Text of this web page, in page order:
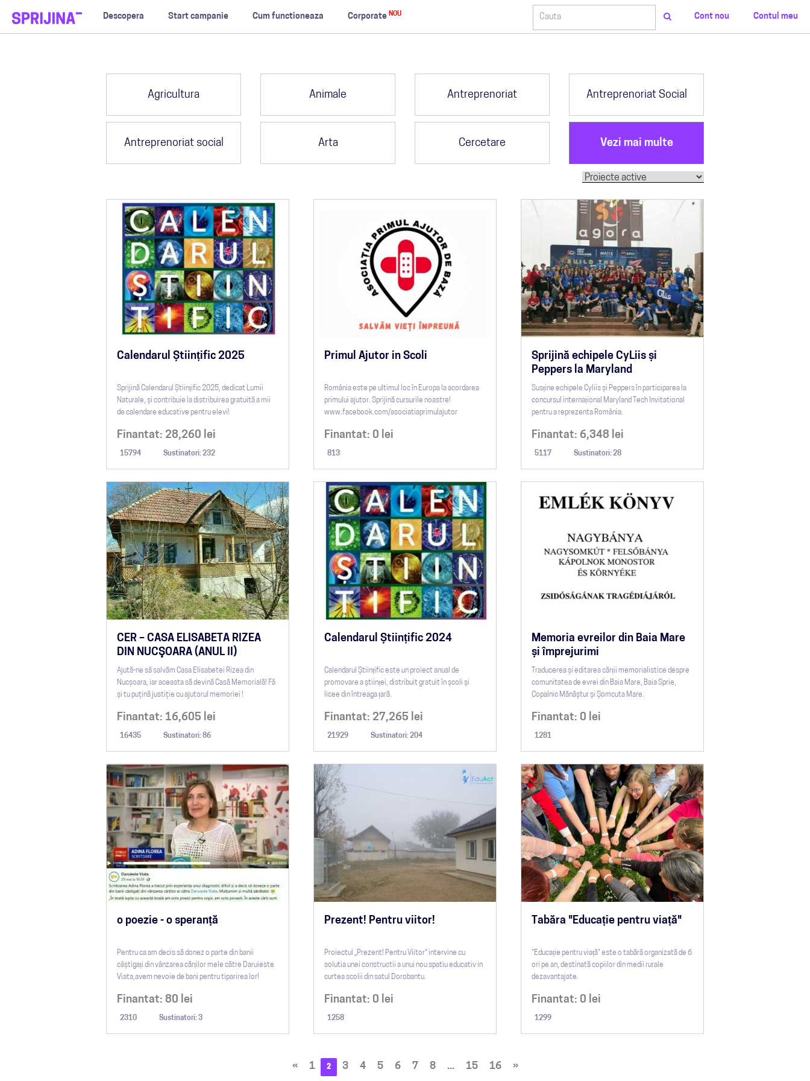
Descopera Start campanie Cum functioneaza Corporate NOU Cont nou Contul meu
Agricultura Animale Antreprenoriat Antreprenoriat Social
Antreprenoriat social Arta Cercetare Vezi mai multe
Calendarul Științific 2025
Sprijină Calendarul Științific 2025, dedicat Lumii
Naturale, și contribuie la distribuirea gratuită a mii
de calendare educative pentru elevi!
Finantat: 28,260 lei
15794 Sustinatori: 232
Primul Ajutor in Scoli
România este pe ultimul loc în Europa la acordarea
primului ajutor. Sprijină cursurile noastre!
www.facebook.com/asociatiaprimulajutor
Finantat: 0 lei
813
Sprijină echipele CyLiis și
Peppers la Maryland
Susține echipele Cyliis și Peppers în participarea la
concursul internațional Maryland Tech Invitational
pentru a reprezenta România.
Finantat: 6,348 lei
5117 Sustinatori: 28
CER – CASA ELISABETA RIZEA
DIN NUCŞOARA (ANUL II)
Ajută-ne să salvăm Casa Elisabetei Rizea din
Nucșoara, iar aceasta să devină Casă Memorială! Fă
și tu puţină justiţie cu ajutorul memoriei !
Finantat: 16,605 lei
16435 Sustinatori: 86
Calendarul Științific 2024
Calendarul Științific este un proiect anual de
promovare a științei, distribuit gratuit în școli și
licee din întreaga țară.
Finantat: 27,265 lei
21929 Sustinatori: 204
Memoria evreilor din Baia Mare
și împrejurimi
Traducerea și editarea cărții memorialistice despre
comunitatea de evrei din Baia Mare, Baia Sprie,
Copalnic Mănăștur și Șomcuta Mare.
Finantat: 0 lei
1281
o poezie - o speranță
Pentru ca am decis să donez o parte din banii
câștigați din vânzarea cărților mele către Daruieste
Viata,avem nevoie de bani pentru tiparirea lor!
Finantat: 80 lei
2310 Sustinatori: 3
Prezent! Pentru viitor!
Proiectul „Prezent! Pentru Viitor“ intervine cu
solutia unei constructii a unui nou spatiu educativ in
curtea scolii din satul Dorobantu.
Finantat: 0 lei
1258
Tabăra "Educație pentru viață"
"Educație pentru viață" este o tabără organizată de 6
ori pe an, destinată copiilor din medii rurale
dezavantajate.
Finantat: 0 lei
1299
« 1 2 3 4 5 6 7 8 ... 15 16 »